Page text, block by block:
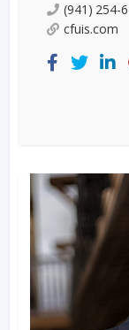
(941) 254-
cfuis.com